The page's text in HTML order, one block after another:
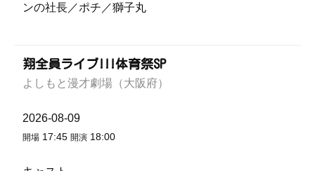
ンの社長／ポチ／獅子丸
翔全員ライブ!!!体育祭SP
よしもと漫才劇場（大阪府）
2026-08-09
開場 17:45 開演 18:00